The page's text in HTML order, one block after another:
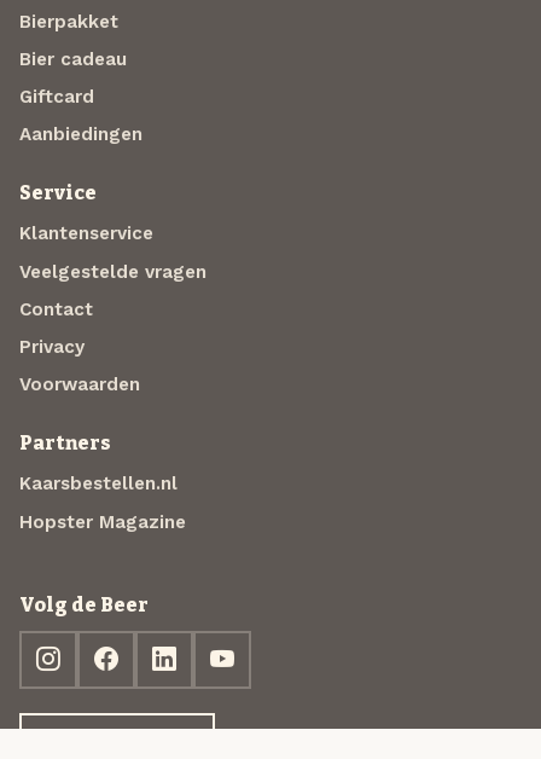
Bierpakket
Bier cadeau
Giftcard
Aanbiedingen
Service
Klantenservice
Veelgestelde vragen
Contact
Privacy
Voorwaarden
Partners
Kaarsbestellen.nl
Hopster Magazine
Volg de Beer